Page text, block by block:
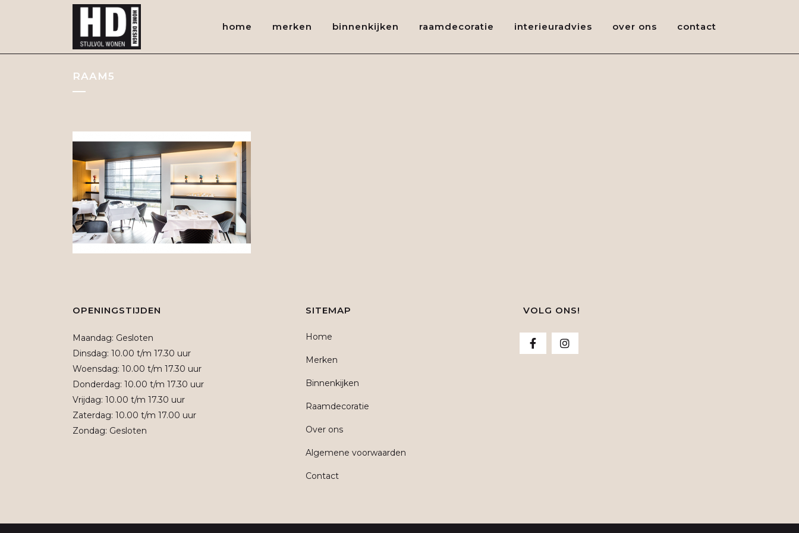
home merken binnenkijken raamdecoratie interieuradvies over ons contact
RAAM5
OPENINGSTIJDEN
Maandag: Gesloten
Dinsdag: 10.00 t/m 17.30 uur
Woensdag: 10.00 t/m 17.30 uur
Donderdag: 10.00 t/m 17.30 uur
Vrijdag: 10.00 t/m 17.30 uur
Zaterdag: 10.00 t/m 17.00 uur
Zondag: Gesloten
SITEMAP
Home
Merken
Binnenkijken
Raamdecoratie
Over ons
Algemene voorwaarden
Contact
VOLG ONS!